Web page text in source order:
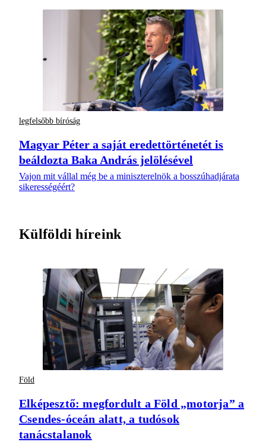
legfelsőbb bíróság
Magyar Péter a saját eredettörténetét is
beáldozta Baka András jelölésével
Vajon mit vállal még be a miniszterelnök a bosszúhadjárata
sikerességéért?
Külföldi híreink
Föld
Elképesztő: megfordult a Föld „motorja” a
Csendes-óceán alatt, a tudósok
tanácstalanok